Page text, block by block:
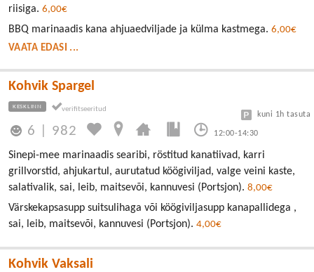
riisiga. 6,00€
BBQ marinaadis kana ahjuaedviljade ja külma kastmega. 6,00€
VAATA EDASI ...
Kohvik Spargel
KESKLINN
6 982 12:00-14:30
kuni 1h tasuta
Sinepi-mee marinaadis searibi, röstitud kanatiivad, karri
grillvorstid, ahjukartul, aurutatud köögiviljad, valge veini kaste,
salativalik, sai, leib, maitsevõi, kannuvesi (Portsjon). 8,00€
Värskekapsasupp suitsulihaga või köögiviljasupp kanapallidega ,
sai, leib, maitsevõi, kannuvesi (Portsjon). 4,00€
Kohvik Vaksali